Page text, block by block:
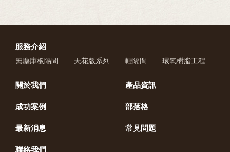
服務介紹
無塵庫板隔間 天花版系列 輕隔間 環氧樹脂工程
關於我們 產品資訊
成功案例 部落格
最新消息 常見問題
聯絡我們